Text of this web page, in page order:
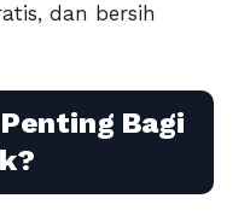
dan bersih
Bagi